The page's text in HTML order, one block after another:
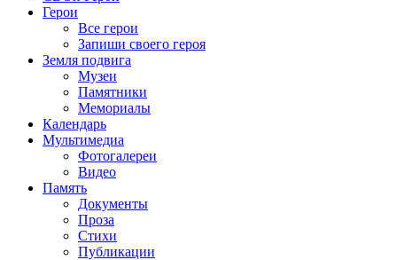
Герои
Все герои
Запиши своего героя
Земля подвига
Музеи
Памятники
Мемориалы
Календарь
Мультимедиа
Фотогалереи
Видео
Память
Документы
Проза
Стихи
Публикации